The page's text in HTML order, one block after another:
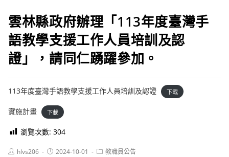
雲林縣政府辦理「113年度臺灣手
語教學支援工作人員培訓及認
證」，請同仁踴躍參加。
113年度臺灣手語教學支援工作人員培訓及認證 下載
實施計畫 下載
瀏覽次數: 304
Posthlvs206
Post2024-10-01
Post教職員公告